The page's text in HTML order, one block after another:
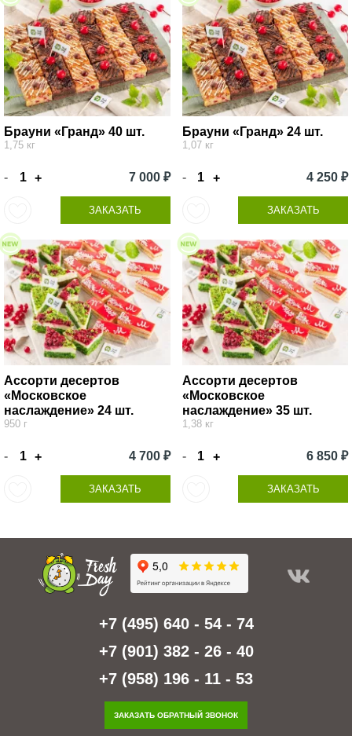
Брауни «Гранд» 40 шт.
1,75 кг
- + 7 000 ₽
ЗАКАЗАТЬ
Брауни «Гранд» 24 шт.
1,07 кг
- + 4 250 ₽
ЗАКАЗАТЬ
Ассорти десертов
«Московское
наслаждение» 24 шт.
950 г
- + 4 700 ₽
ЗАКАЗАТЬ
Ассорти десертов
«Московское
наслаждение» 35 шт.
1,38 кг
- + 6 850 ₽
ЗАКАЗАТЬ
+7 (495) 640 - 54 - 74
+7 (901) 382 - 26 - 40
+7 (958) 196 - 11 - 53
ЗАКАЗАТЬ ОБРАТНЫЙ ЗВОНОК